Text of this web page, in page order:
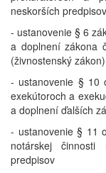
neskorších
- ustanovenie § 6
a doplnení zákona
(živnostenský
- ustanovenie § 10
exekútoroch a
a doplnení ďalších
- ustanovenie § 11
notárskej
predpisov